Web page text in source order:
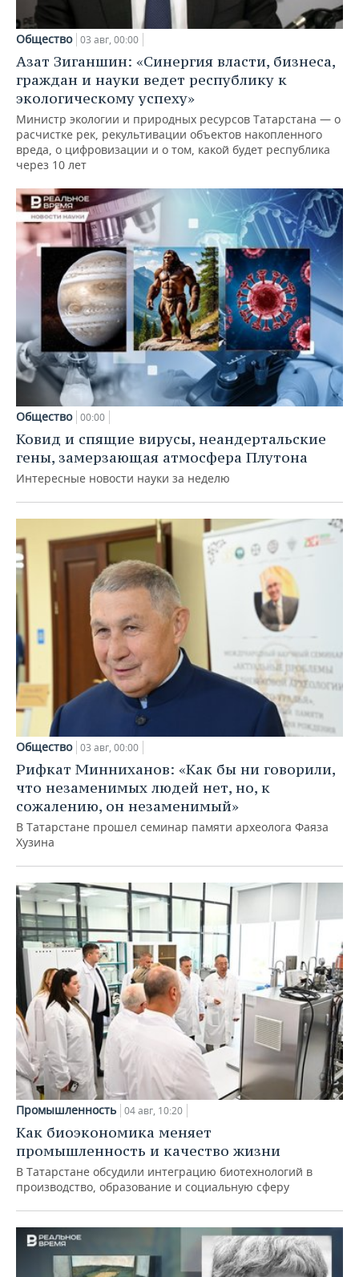
Общество 03 авг, 00:00
Азат Зиганшин: «Синергия власти, бизнеса,
граждан и науки ведет республику к
экологическому успеху»
Министр экологии и природных ресурсов Татарстана — о
расчистке рек, рекультивации объектов накопленного
вреда, о цифровизации и о том, какой будет республика
через 10 лет
Общество 00:00
Ковид и спящие вирусы, неандертальские
гены, замерзающая атмосфера Плутона
Интересные новости науки за неделю
Общество 03 авг, 00:00
Рифкат Минниханов: «Как бы ни говорили,
что незаменимых людей нет, но, к
сожалению, он незаменимый»
В Татарстане прошел семинар памяти археолога Фаяза
Хузина
Промышленность 04 авг, 10:20
Как биоэкономика меняет
промышленность и качество жизни
В Татарстане обсудили интеграцию биотехнологий в
производство, образование и социальную сферу